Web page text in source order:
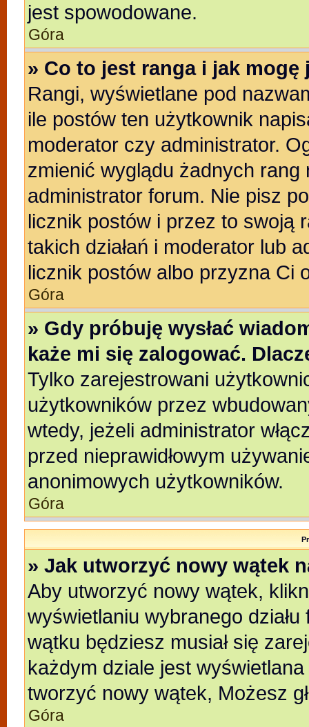
jest spowodowane.
Góra
» Co to jest ranga i jak mogę
Rangi, wyświetlane pod
ile postów ten użytkownik
moderator czy administrator.
zmienić wyglądu żadnych
administrator forum. Nie pisz
licznik postów i przez to swoją
takich działań i moderator lub
licznik postów albo przyzna Ci
Góra
» Gdy próbuję wysłać
każe mi się zalogować.
Tylko zarejestrowani
użytkowników przez
wtedy, jeżeli administrator
przed nieprawidłowym
anonimowych użytkowników.
Góra
» Jak utworzyć nowy wątek
Aby utworzyć nowy wątek,
wyświetlaniu wybranego
wątku będziesz musiał się
każdym dziale jest
tworzyć nowy wątek, Możesz
Góra